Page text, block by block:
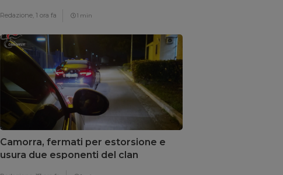
Redazione, 1 ora fa 1 min
Camorra, fermati per estorsione e
usura due esponenti del clan